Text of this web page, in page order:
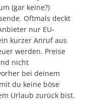
(gar keine?)
Oftmals deckt
nur EU-
kurzer Anruf aus
werden. Preise
nicht
bei deinem
du keine böse
Urlaub zurück bist.